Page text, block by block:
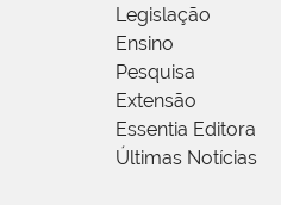
Legislação
Ensino
Pesquisa
Extensão
Essentia Editora
Últimas Notícias